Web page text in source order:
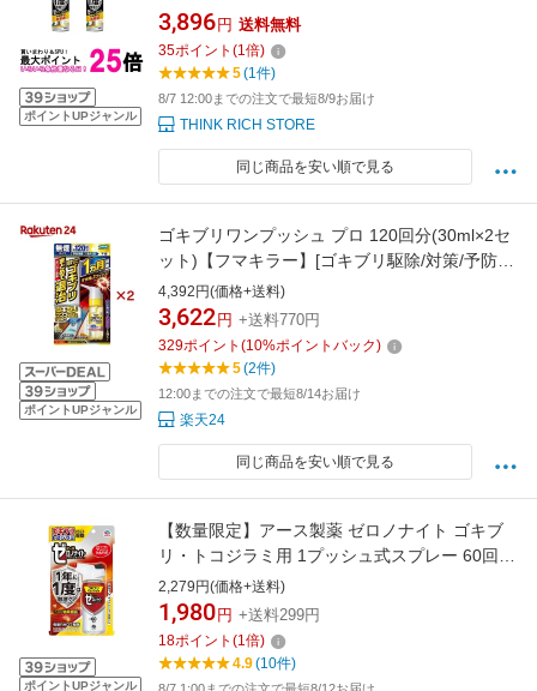
ポイントUPジャンル
【SK25991】
3,896 円 送料無料
35ポイント (1倍)
5(1件)
8/7 12:00までの注文で最短8/9お届け
THINK RICH STORE
同じ商品を安い順で見る
ポイントUPジャンル
ゴキブリワンプッシュ プロ 120回分(30ml×2セ
ット)【フマキラー】[ゴキブリ駆除/対策/予防/
追い出し/ワンプッシュ]
4,392円(価格+送料)
3,622 円 +送料770円
329ポイント (10%ポイントバック)
5(2件)
12:00までの注文で最短8/14お届け
楽天24
同じ商品を安い順で見る
ポイントUPジャンル
【数量限定】アース製薬 ゼロノナイト ゴキブ
リ・トコジラミ用 1プッシュ式スプレー 60回分
75mL 本体（4901080065810）※パッケージ
変更の場合あり
2,279円(価格+送料)
1,980 円 +送料299円
18ポイント (1倍)
4.9(10件)